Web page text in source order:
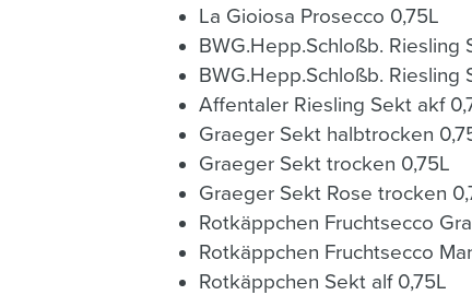
La Gioiosa Prosecco 0,75L
BWG.Hepp.Schloßb. Riesling
BWG.Hepp.Schloßb. Riesling
Affentaler Riesling Sekt akf
Graeger Sekt halbtrocken
Graeger Sekt trocken 0,75L
Graeger Sekt Rose trocken
Rotkäppchen Fruchtsecco
Rotkäppchen Fruchtsecco
Rotkäppchen Sekt alf 0,75L